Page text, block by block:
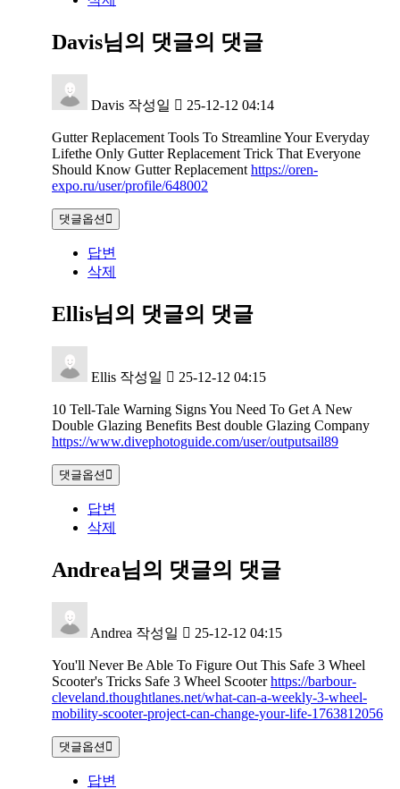
Davis님의 댓글의 댓글
Davis 작성일 25-12-12 04:14
Gutter Replacement Tools To Streamline Your Everyday
Lifethe Only Gutter Replacement Trick That Everyone
Should Know Gutter Replacement https://oren-
expo.ru/user/profile/648002
댓글옵션
답변
삭제
Ellis님의 댓글의 댓글
Ellis 작성일 25-12-12 04:15
10 Tell-Tale Warning Signs You Need To Get A New
Double Glazing Benefits Best double Glazing Company
https://www.divephotoguide.com/user/outputsail89
댓글옵션
답변
삭제
Andrea님의 댓글의 댓글
Andrea 작성일 25-12-12 04:15
You'll Never Be Able To Figure Out This Safe 3 Wheel
Scooter's Tricks Safe 3 Wheel Scooterhttps://barbour-
cleveland.thoughtlanes.net/what-can-a-weekly-3-wheel-
mobility-scooter-project-can-change-your-life-1763812056
댓글옵션
답변